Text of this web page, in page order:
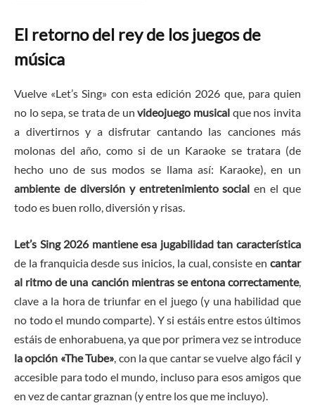
El retorno del rey de los juegos de
música
Vuelve «Let’s Sing» con esta edición 2026 que, para quien
no lo sepa, se trata de unvideojuego musical que nos invita
a divertirnos y a disfrutar cantando las canciones más
molonas del año, como si de un Karaoke se tratara (de
hecho uno de sus modos se llama así: Karaoke), en un
ambiente de diversión y entretenimiento socialen el que
todo es buen rollo, diversión y risas.
Let’s Sing 2026 mantiene esa jugabilidad tan característica
de la franquicia desde sus inicios, la cual, consiste en cantar
al ritmo de una canción mientras se entona correctamente,
clave a la hora de triunfar en el juego (y una habilidad que
no todo el mundo comparte). Y si estáis entre estos últimos
estáis de enhorabuena, ya que por primera vez se introduce
la opción «The Tube» , con la que cantar se vuelve algo fácil y
accesible para todo el mundo, incluso para esos amigos que
en vez de cantar graznan (y entre los que me incluyo).